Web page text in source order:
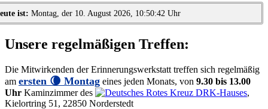
ist: Montag, der 10. August 2026, 10:50:42 Uhr
Unsere regelmäßigen Treffen:
Die Mitwirkenden der Erinnerungswerkstatt treffen sich regelmäßig
am ersten 🌘 Montag eines jeden Monats, von 9.30 bis 13.00
Uhr Kaminzimmer des DRK-Hauses,
Kielortring 51, 22850 Norderstedt